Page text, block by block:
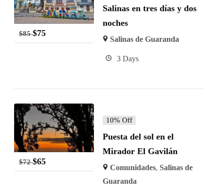
$85 $75
Salinas en tres días y dos
noches
Salinas de Guaranda
3 Days
$72 $65
10% Off
Puesta del sol en el
Mirador El Gavilán
Comunidades, Salinas de
Guaranda